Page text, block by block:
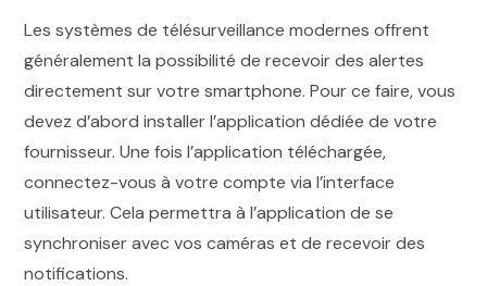
Les systèmes de télésurveillance modernes offrent
généralement la possibilité de recevoir des alertes
directement sur votre smartphone. Pour ce faire, vous
devez d’abord installer l’application dédiée de votre
fournisseur. Une fois l’application téléchargée,
connectez-vous à votre compte via l’interface
utilisateur. Cela permettra à l’application de se
synchroniser avec vos caméras et de recevoir des
notifications.